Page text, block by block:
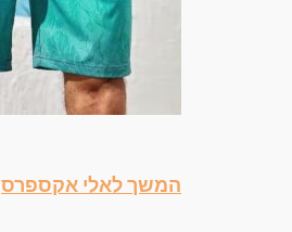
המשך לאלי אקספרס